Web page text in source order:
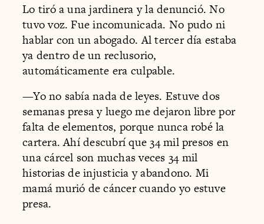
Lo tiró a una jardinera y la denunció. No
tuvo voz. Fue incomunicada. No pudo ni
hablar con un abogado. Al tercer día estaba
ya dentro de un reclusorio,
automáticamente era culpable.
—Yo no sabía nada de leyes. Estuve dos
semanas presa y luego me dejaron libre por
falta de elementos, porque nunca robé la
cartera. Ahí descubrí que 34 mil presos en
una cárcel son muchas veces 34 mil
historias de injusticia y abandono. Mi
mamá murió de cáncer cuando yo estuve
presa.